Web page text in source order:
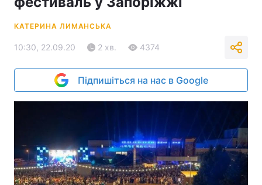
КАТЕРИНА ЛИМАНСЬКА
10:30, 22.09.20 2 хв. 4374
Підпишіться на нас в Google